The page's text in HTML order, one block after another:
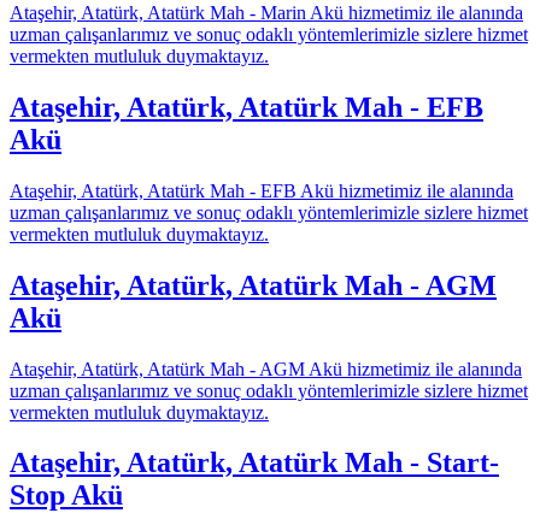
Ataşehir, Atatürk, Atatürk Mah - Marin Akü hizmetimiz ile alanında
uzman çalışanlarımız ve sonuç odaklı yöntemlerimizle sizlere hizmet
vermekten mutluluk duymaktayız.
Ataşehir, Atatürk, Atatürk Mah - EFB
Akü
Ataşehir, Atatürk, Atatürk Mah - EFB Akü hizmetimiz ile alanında
uzman çalışanlarımız ve sonuç odaklı yöntemlerimizle sizlere hizmet
vermekten mutluluk duymaktayız.
Ataşehir, Atatürk, Atatürk Mah - AGM
Akü
Ataşehir, Atatürk, Atatürk Mah - AGM Akü hizmetimiz ile alanında
uzman çalışanlarımız ve sonuç odaklı yöntemlerimizle sizlere hizmet
vermekten mutluluk duymaktayız.
Ataşehir, Atatürk, Atatürk Mah - Start-
Stop Akü